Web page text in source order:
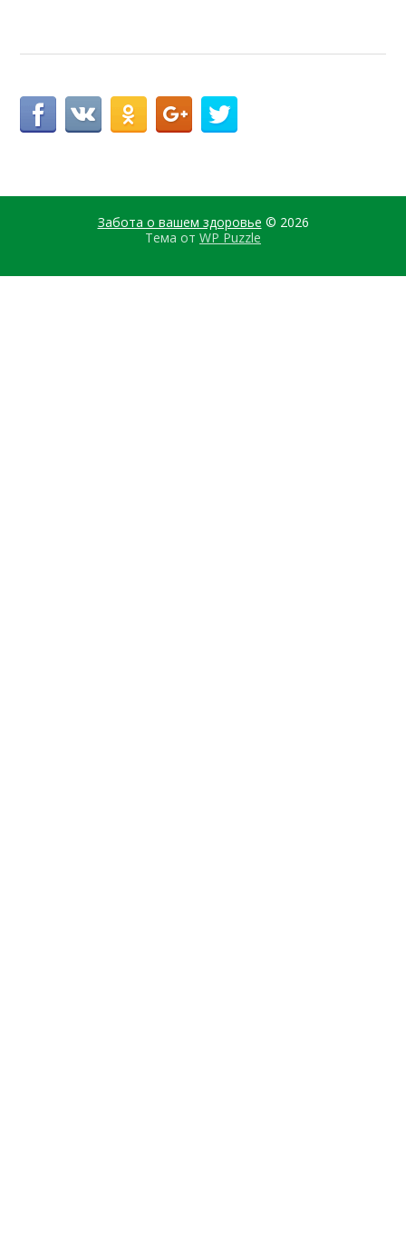
Забота о вашем здоровье © 2026
Тема от WP Puzzle